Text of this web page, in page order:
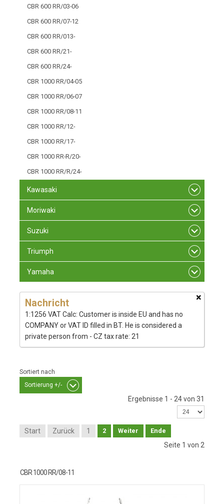
CBR 600 RR/03-06
CBR 600 RR/07-12
CBR 600 RR/013-
CBR 600 RR/21-
CBR 600 RR/24-
CBR 1000 RR/04-05
CBR 1000 RR/06-07
CBR 1000 RR/08-11
CBR 1000 RR/12-
CBR 1000 RR/17-
CBR 1000 RR-R/20-
CBR 1000 RR/R/24-
Kawasaki
Moriwaki
Suzuki
Triumph
Yamaha
×
Nachricht
1:1256 VAT Calc: Customer is inside EU and has no
COMPANY or VAT ID filled in BT. He is considered a
private person from - CZ tax rate: 21
Sortiert nach
Sortierung +/-
Ergebnisse 1 - 24 von 31
Start Zurück 1 2 Weiter Ende
Seite 1 von 2
CBR 1000 RR/08-11